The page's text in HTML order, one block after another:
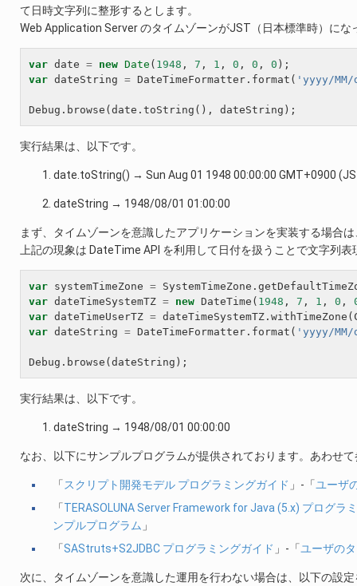
て日時文字列に整形するとします。
Web Application Server のタイムゾーンがJST（日本標準時）に
var date = new Date ( 1948 , 7 , 1 , 0 , 0 , 0 );
var dateString = DateTimeFormatter . format ( 'yyyy/MM/
Debug . browse ( date . toString (), dateString );
実行結果は、以下です。
date.toString() → Sun Aug 01 1948 00:00:00 GMT+0900
dateString → 1948/08/01 01:00:00
まず、タイムゾーンを意識したアプリケーションを実装する場合
上記の現象は DateTime API を利用して日付を扱うことで文字列
var systemTimeZone = SystemTimeZone .
var dateTimeSystemTZ = new DateTime ( 1948 , 7 , 1 , 0 ,
var dateTimeUserTZ = dateTimeSystemTZ . withTimeZone (
var dateString = DateTimeFormatter . format ( 'yyyy/MM/
Debug . browse ( dateString );
実行結果は、以下です。
dateString → 1948/08/01 00:00:00
なお、以下にサンプルプログラムが提供されております。あわせ
「 スクリプト開発モデル プログラミングガイド 」-「ユーザ
「TERASOLUNA Server Framework for Java (5.x) プログラ
ンプルプログラム 」
「SAStruts+S2JDBC プログラミングガイド 」-「ユーザの
次に、タイムゾーンを意識した運用を行わない場合は、以下の設